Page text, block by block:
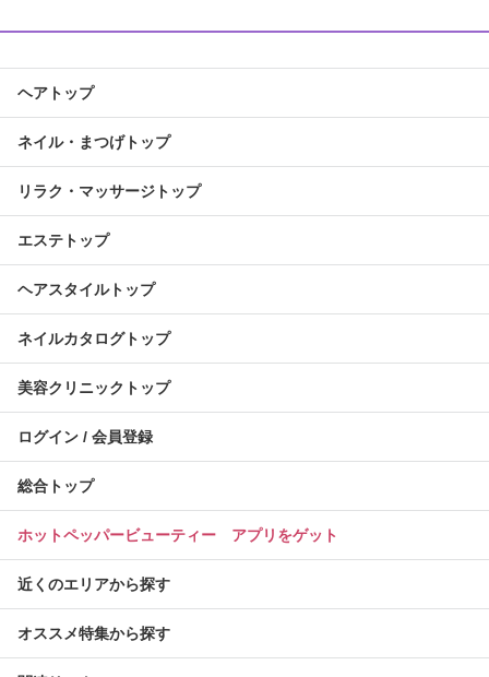
ヘアトップ
ネイル・まつげトップ
リラク・マッサージトップ
エステトップ
ヘアスタイルトップ
ネイルカタログトップ
美容クリニックトップ
ログイン / 会員登録
総合トップ
ホットペッパービューティー アプリをゲット
近くのエリアから探す
オススメ特集から探す